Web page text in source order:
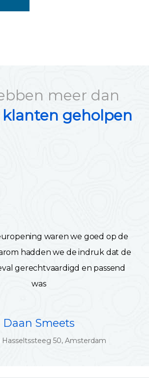
meer dan
geholpen
waren we goed op de
hadden we de indruk dat de
gerechtvaardigd en passend
was
Daan Smeets
Hasseltssteeg 50, Amsterdam